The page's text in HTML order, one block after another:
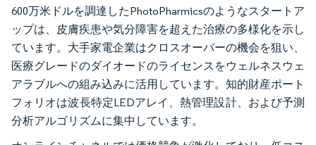
600万米ドルを調達したPhotoPharmicsのようなスタートア
ップは、皮膚疾患や気分障害を超えた治療の多様化を示し
ています。大手家電企業はクロスオーバーの機会を狙い、
医療グレードのダイオードのライセンスをウェルネスウェ
アラブルへの組み込みに活用しています。知的財産ポート
フォリオは波長特定LEDアレイ、熱管理設計、および予測
分析アルゴリズムに集中しています。